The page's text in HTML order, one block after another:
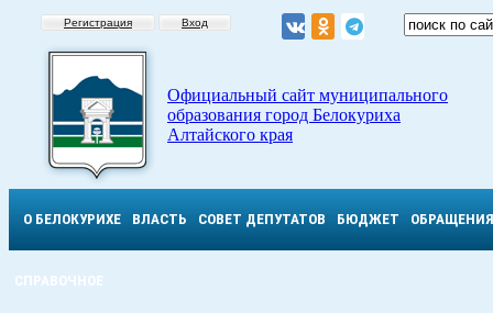
Регистрация Вход
Официальный сайт муниципального
образования город Белокуриха
Алтайского края
О БЕЛОКУРИХЕ ВЛАСТЬ СОВЕТ ДЕПУТАТОВ БЮДЖЕТ ОБРАЩЕНИЯ
СПРАВОЧНОЕ